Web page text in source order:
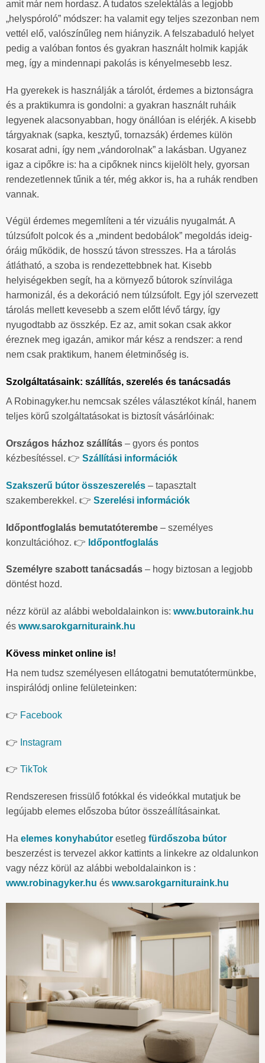
amit már nem hordasz. A tudatos szelektálás a legjobb
„helyspóroló” módszer: ha valamit egy teljes szezonban nem
vettél elő, valószínűleg nem hiányzik. A felszabaduló helyet
pedig a valóban fontos és gyakran használt holmik kapják
meg, így a mindennapi pakolás is kényelmesebb lesz.
Ha gyerekek is használják a tárolót, érdemes a biztonságra
és a praktikumra is gondolni: a gyakran használt ruháik
legyenek alacsonyabban, hogy önállóan is elérjék. A kisebb
tárgyaknak (sapka, kesztyű, tornazsák) érdemes külön
kosarat adni, így nem „vándorolnak” a lakásban. Ugyanez
igaz a cipőkre is: ha a cipőknek nincs kijelölt hely, gyorsan
rendezetlennek tűnik a tér, még akkor is, ha a ruhák rendben
vannak.
Végül érdemes megemlíteni a tér vizuális nyugalmát. A
túlzsúfolt polcok és a „mindent bedobálok” megoldás ideig-
óráig működik, de hosszú távon stresszes. Ha a tárolás
átlátható, a szoba is rendezettebbnek hat. Kisebb
helyiségekben segít, ha a környező bútorok színvilága
harmonizál, és a dekoráció nem túlzsúfolt. Egy jól szervezett
tárolás mellett kevesebb a szem előtt lévő tárgy, így
nyugodtabb az összkép. Ez az, amit sokan csak akkor
éreznek meg igazán, amikor már kész a rendszer: a rend
nem csak praktikum, hanem életminőség is.
Szolgáltatásaink: szállítás, szerelés és tanácsadás
A Robinagyker.hu nemcsak széles választékot kínál, hanem
teljes körű szolgáltatásokat is biztosít vásárlóinak:
Országos házhoz szállítás – gyors és pontos
kézbesítéssel. 👉 Szállítási információk
Szakszerű bútor összeszerelés – tapasztalt
szakemberekkel. 👉 Szerelési információk
Időpontfoglalás bemutatóterembe – személyes
konzultációhoz. 👉 Időpontfoglalás
Személyre szabott tanácsadás – hogy biztosan a legjobb
döntést hozd.
nézz körül az alábbi weboldalainkon is: www.butoraink.hu
és www.sarokgarnituraink.hu
Kövess minket online is!
Ha nem tudsz személyesen ellátogatni bemutatótermünkbe,
inspirálódj online felületeinken:
👉 Facebook
👉 Instagram
👉 TikTok
Rendszeresen frissülő fotókkal és videókkal mutatjuk be
legújabb elemes előszoba bútor összeállításainkat.
Ha elemes konyhabútor esetleg fürdőszoba bútor
beszerzést is tervezel akkor kattints a linkekre az oldalunkon
vagy nézz körül az alábbi weboldalainkon is :
www.robinagyker.hu és www.sarokgarnituraink.hu